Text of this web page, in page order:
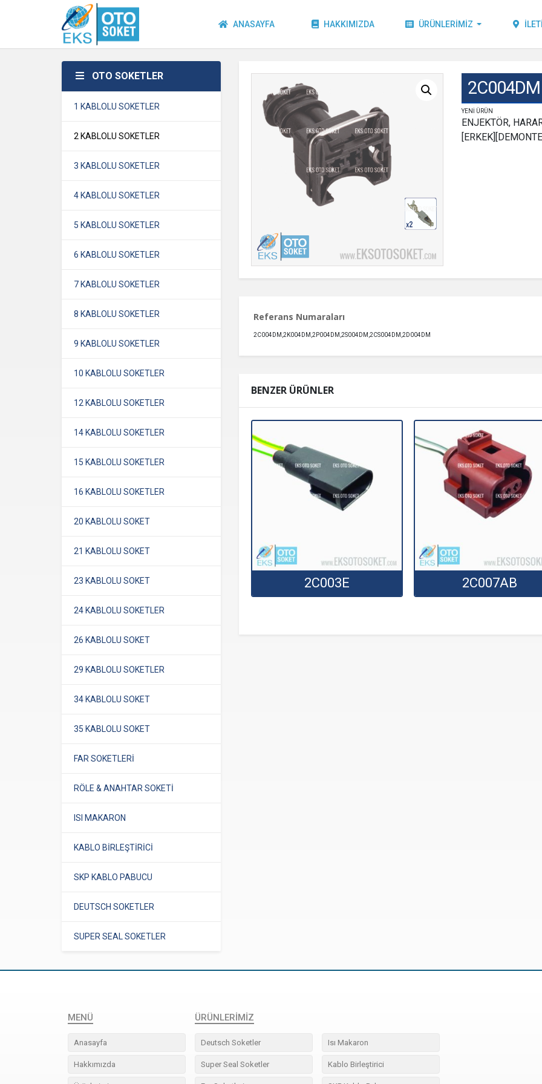
ANASAYFA HAKKIMIZDA ÜRÜNLERIMIZ
OTO SOKETLER
1 KABLOLU SOKETLER
2 KABLOLU SOKETLER
3 KABLOLU SOKETLER
4 KABLOLU SOKETLER
5 KABLOLU SOKETLER
6 KABLOLU SOKETLER
7 KABLOLU SOKETLER
8 KABLOLU SOKETLER
9 KABLOLU SOKETLER
10 KABLOLU SOKETLER
12 KABLOLU SOKETLER
14 KABLOLU SOKETLER
15 KABLOLU SOKETLER
16 KABLOLU SOKETLER
20 KABLOLU SOKET
21 KABLOLU SOKET
23 KABLOLU SOKET
24 KABLOLU SOKETLER
26 KABLOLU SOKET
29 KABLOLU SOKETLER
34 KABLOLU SOKET
35 KABLOLU SOKET
FAR SOKETLERİ
RÖLE & ANAHTAR SOKETİ
ISI MAKARON
KABLO BİRLEŞTİRİCİ
SKP KABLO PABUCU
DEUTSCH SOKETLER
SUPER SEAL SOKETLER
2C004DM
YENİ ÜRÜN
ENJEKTÖR,
Referans Numaraları
2C004DM,2K004DM,2P004DM,2S004DM,2CS004DM,2D004DM
BENZER ÜRÜNLER
2C003E 2C007AB
MENÜ
Anasayfa
Hakkımızda
ÜRÜNLERIMIZ
Deutsch Soketler
Super Seal Soketler
Isı Makaron
Kablo Birleştirici